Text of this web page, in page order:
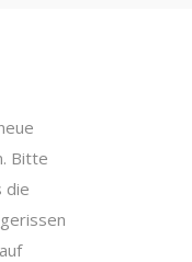
Bitte
die